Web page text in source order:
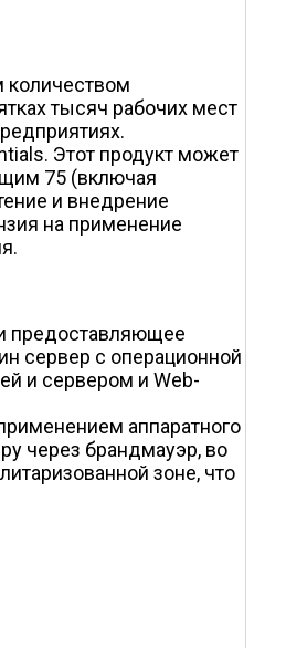
количеством
тысяч рабочих мест
Этот продукт может
75 (включая
и внедрение
на применение
предоставляющее
сервер с операционной
и сервером и Web-
аппаратного
через брандмауэр, во
зоне, что